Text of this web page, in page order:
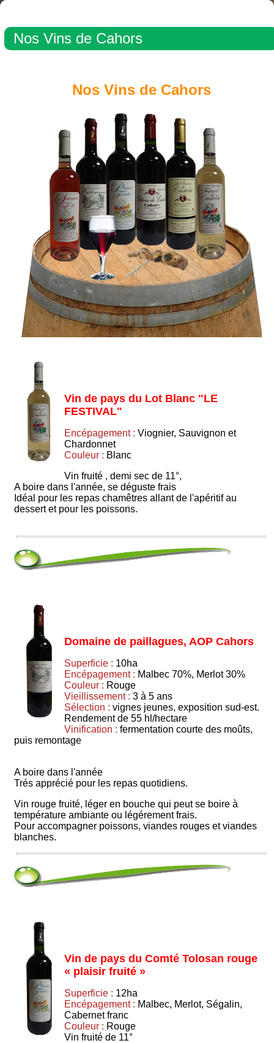
Nos Vins de Cahors
Nos Vins de Cahors
Vin de pays du Lot Blanc "LE
FESTIVAL"
Encépagement : Viognier, Sauvignon et
Chardonnet
Couleur : Blanc
Vin fruité , demi sec de 11°,
A boire dans l'année, se déguste frais
Idéal pour les repas chamêtres allant de l'apéritif au
dessert et pour les poissons.
Domaine de paillagues, AOP Cahors
Superficie : 10ha
Encépagement : Malbec 70%, Merlot 30%
Couleur : Rouge
Vieillissement : 3 à 5 ans
Sélection : vignes jeunes, exposition sud-est.
Rendement de 55 hl/hectare
Vinification : fermentation courte des moûts,
puis remontage
A boire dans l'année
Trés apprécié pour les repas quotidiens.
Vin rouge fruité, léger en bouche qui peut se boire à
température ambiante ou légérement frais.
Pour accompagner poissons, viandes rouges et viandes
blanches.
Vin de pays du Comté Tolosan rouge
« plaisir fruité »
Superficie : 12ha
Encépagement : Malbec, Merlot, Ségalin,
Cabernet franc
Couleur : Rouge
Vin fruité de 11°